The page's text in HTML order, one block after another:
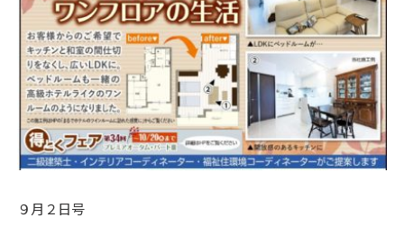
９月２日号